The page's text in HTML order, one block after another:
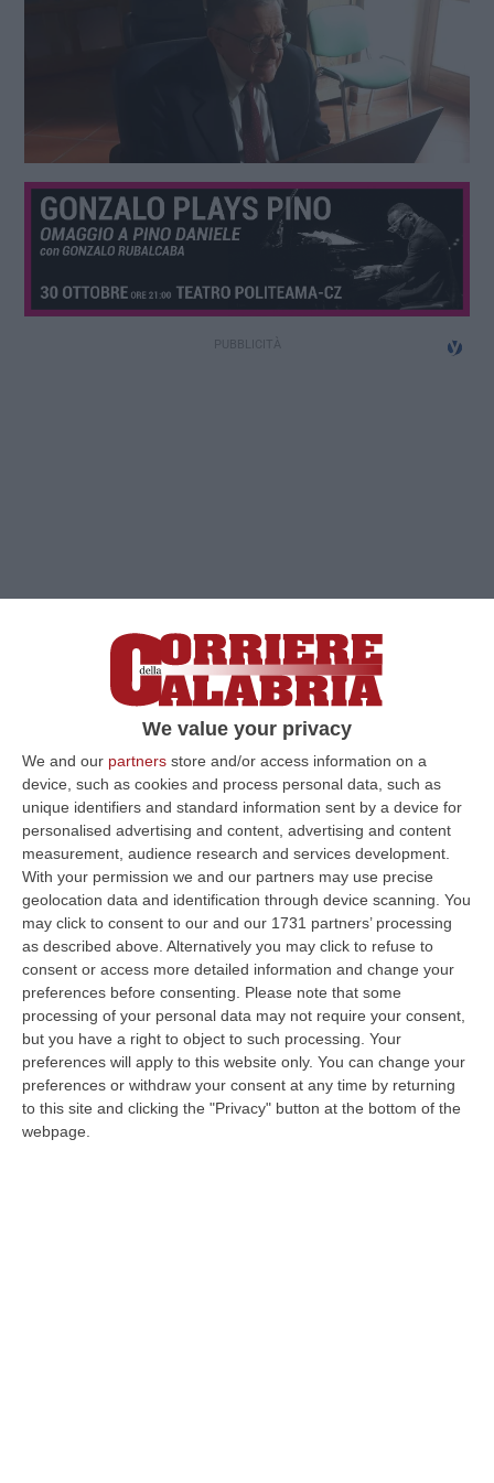
We value your privacy
We and our partners store and/or access information on a
device, such as cookies and process personal data, such as
unique identifiers and standard information sent by a device for
personalised advertising and content, advertising and content
measurement, audience research and services development.
With your permission we and our partners may use precise
geolocation data and identification through device scanning. You
may click to consent to our and our 1731 partners’ processing
as described above. Alternatively you may click to refuse to
consent or access more detailed information and change your
preferences before consenting.
Please note that some
processing of your personal data may not require your consent,
but you have a right to object to such processing. Your
preferences will apply to this website only. You can change your
preferences or withdraw your consent at any time by returning
to this site and clicking the "Privacy" button at the bottom of the
webpage.
Clicca e segui “Corriere della Calabria” su Google News
MONTALTO UFFUGO Dopo Cosenza e Rende
anche Montalto decide di tenere aperte le
scuole nonostante la quarta ondata Covid. Lo
rende noto il sindaco Pietro Caracciolo in un
post pubblicato su Facebook. «Il Governo
ritiene che, nonostante l’aumento della
diffusione di Covid, l’attività didattica debba
esser fatta in presenza – esordisce il primo